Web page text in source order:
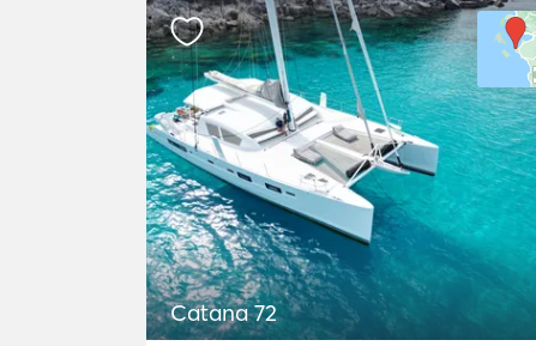
Catana 72